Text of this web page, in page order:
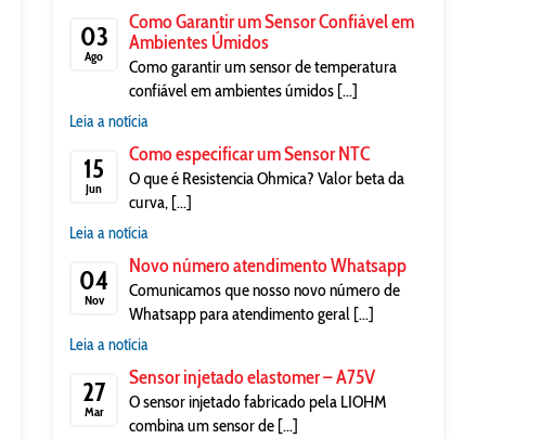
03
Ago
Como Garantir um Sensor Confiável em
Ambientes Úmidos
Como garantir um sensor de temperatura
confiável em ambientes úmidos [...]
Leia a notícia
15
Jun
Como especificar um Sensor NTC
O que é Resistencia Ohmica? Valor beta da
curva, [...]
Leia a notícia
04
Nov
Novo número atendimento Whatsapp
Comunicamos que nosso novo número de
Whatsapp para atendimento geral [...]
Leia a notícia
27
Mar
Sensor injetado elastomer – A75V
O sensor injetado fabricado pela LIOHM
combina um sensor de [...]